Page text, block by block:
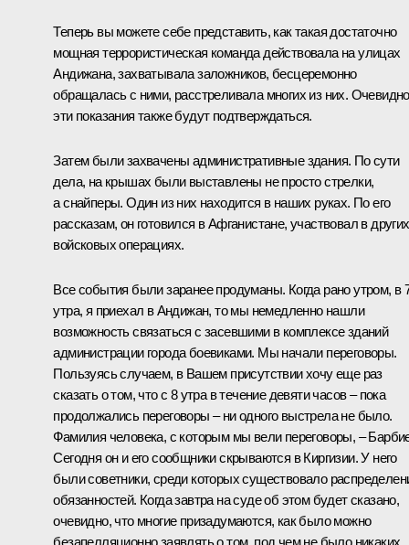
Теперь вы можете себе представить, как такая достаточно
мощная террористическая команда действовала на улицах
Андижана, захватывала заложников, бесцеремонно
обращалась с ними, расстреливала многих из них.
эти показания также будут подтверждаться.
Затем были захвачены административные здания. По сути
дела, на крышах были выставлены не просто стрелки,
а снайперы. Один из них находится в наших руках. По его
рассказам, он готовился в Афганистане, участвовал в других
войсковых операциях.
Все события были заранее продуманы. Когда рано утром, в
утра, я приехал в Андижан, то мы немедленно нашли
возможность связаться с засевшими в комплексе зданий
администрации города боевиками. Мы начали переговоры.
Пользуясь случаем, в Вашем присутствии хочу еще раз
сказать о том, что с 8 утра в течение девяти часов – пока
продолжались переговоры – ни одного выстрела не было.
Фамилия человека, с которым мы вели переговоры, –
Сегодня он и его сообщники скрываются в Киргизии. У него
были советники, среди которых существовало
обязанностей. Когда завтра на суде об этом будет сказано,
очевидно, что многие призадумаются, как было можно